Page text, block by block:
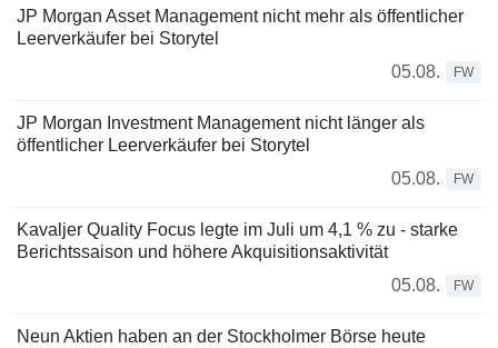
JP Morgan Asset Management nicht mehr als öffentlicher
Leerverkäufer bei Storytel
05.08.
FW
JP Morgan Investment Management nicht länger als
öffentlicher Leerverkäufer bei Storytel
05.08.
FW
Kavaljer Quality Focus legte im Juli um 4,1 % zu - starke
Berichtssaison und höhere Akquisitionsaktivität
05.08.
FW
Neun Aktien haben an der Stockholmer Börse heute